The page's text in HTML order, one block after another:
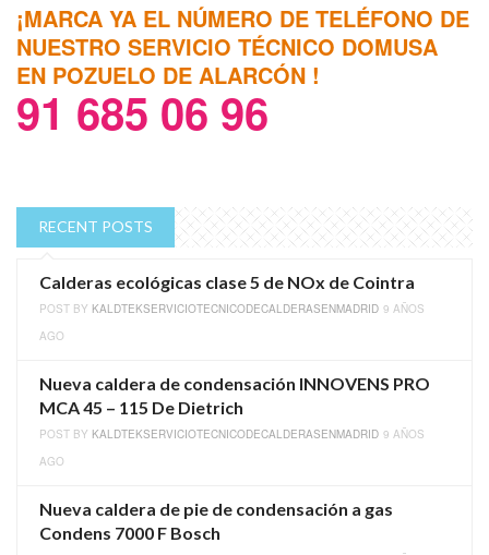
¡MARCA YA EL NÚMERO DE TELÉFONO DE
NUESTRO SERVICIO TÉCNICO DOMUSA
EN POZUELO DE ALARCÓN !
91 685 06 96
RECENT POSTS
Calderas ecológicas clase 5 de NOx de Cointra
POST BY KALDTEKSERVICIOTECNICODECALDERASENMADRID 9 AÑOS
AGO
Nueva caldera de condensación INNOVENS PRO
MCA 45 – 115 De Dietrich
POST BY KALDTEKSERVICIOTECNICODECALDERASENMADRID 9 AÑOS
AGO
Nueva caldera de pie de condensación a gas
Condens 7000 F Bosch